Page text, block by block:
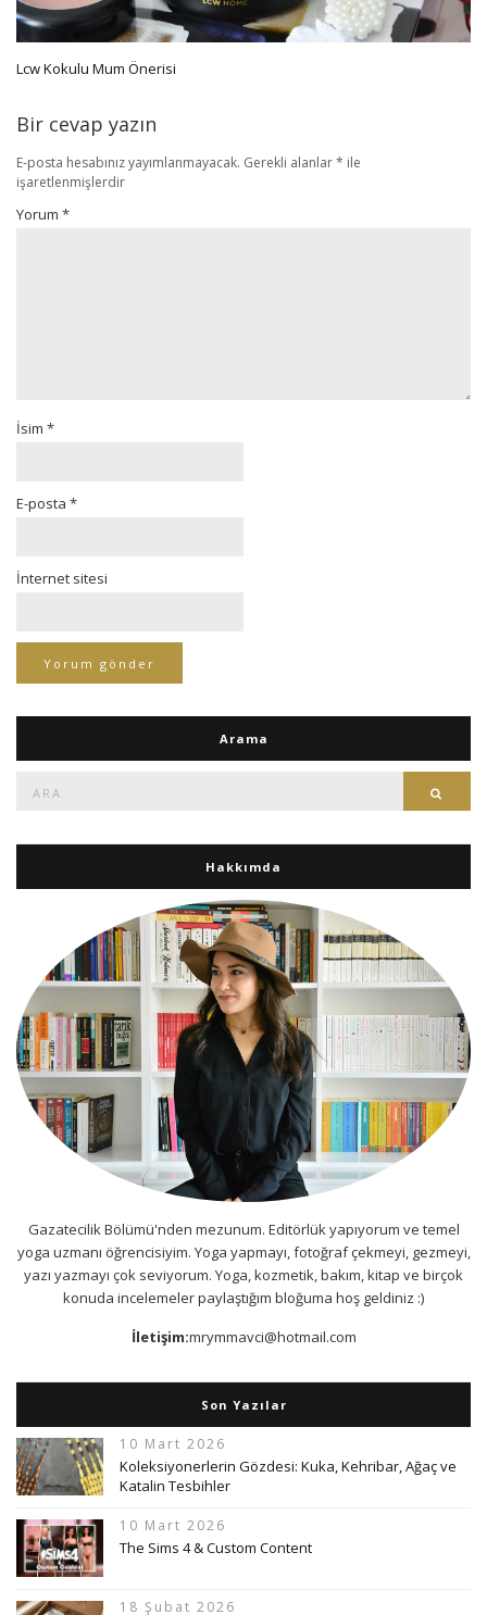
Lcw Kokulu Mum Önerisi
Bir cevap yazın
E-posta hesabınız yayımlanmayacak. Gerekli alanlar* ile
işaretlenmişlerdir
Yorum *
İsim *
E-posta *
İnternet sitesi
Arama
Hakkımda
Gazatecilik Bölümü'nden mezunum. Editörlük yapıyorum ve temel
yoga uzmanı öğrencisiyim. Yoga yapmayı, fotoğraf çekmeyi, gezmeyi,
yazı yazmayı çok seviyorum. Yoga, kozmetik, bakım, kitap ve birçok
konuda incelemeler paylaştığım bloğuma hoş geldiniz :)
İletişim:mrymmavci@hotmail.com
Son Yazılar
10 Mart 2026
Koleksiyonerlerin Gözdesi: Kuka, Kehribar, Ağaç ve
Katalin Tesbihler
10 Mart 2026
The Sims 4 & Custom Content
18 Şubat 2026